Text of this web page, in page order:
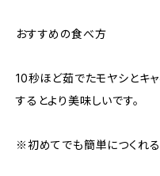
おすすめの食べ方
10秒ほど茹でたモヤシとキ
するとより美味しいです。
※初めてでも簡単につくれる